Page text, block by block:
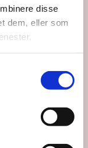
disse
dem, eller som